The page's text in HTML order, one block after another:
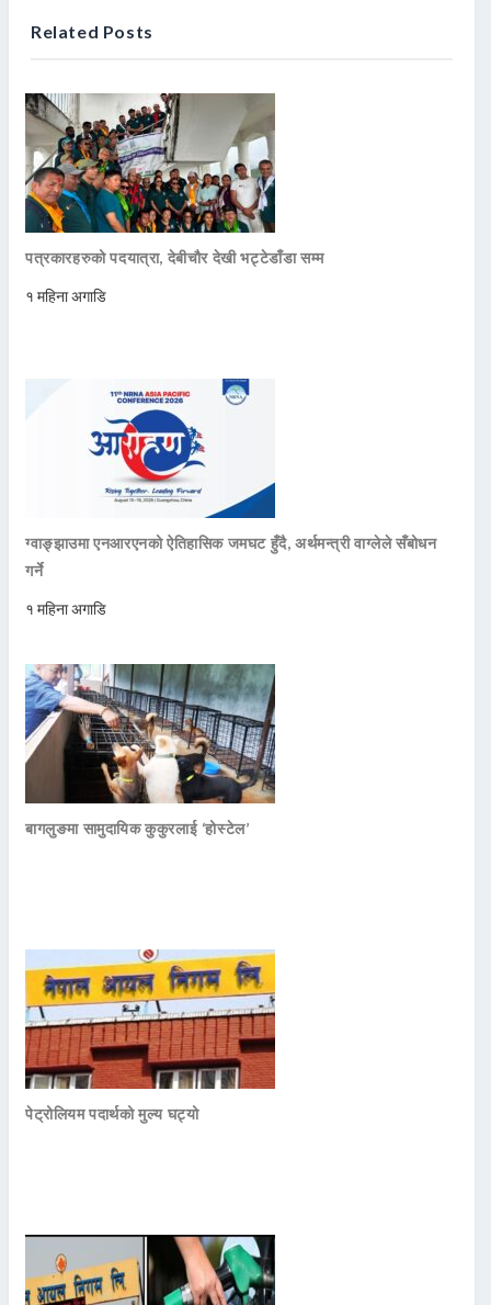
Related Posts
पत्रकारहरुको पदयात्रा, देबीचौर देखी भट्टेडाँडा सम्म
१ महिना अगाडि
ग्वाङ्झाउमा एनआरएनको ऐतिहासिक जमघट हुँदै, अर्थमन्त्री वाग्लेले सँबोधन
गर्ने
१ महिना अगाडि
बागलुङमा सामुदायिक कुकुरलाई ‘होस्टेल’
पेट्रोलियम पदार्थको मुल्य घट्यो